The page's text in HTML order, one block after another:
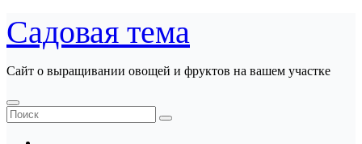
Перейти
к
содержанию
Садовая тема
Сайт о выращивании овощей и фруктов на вашем участке